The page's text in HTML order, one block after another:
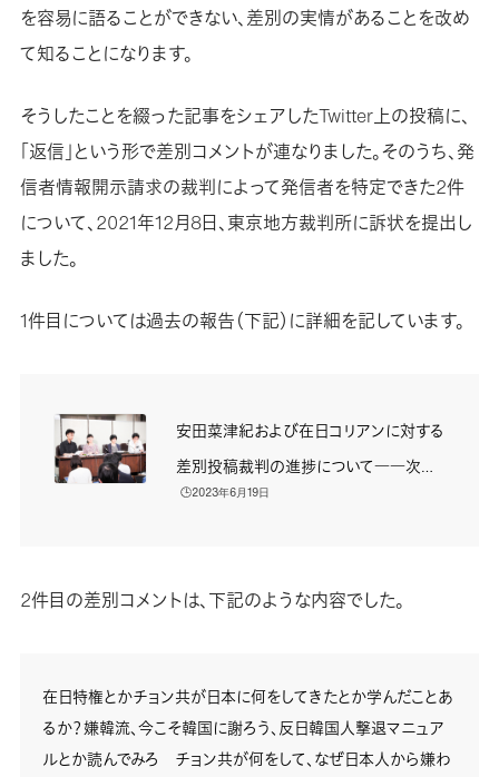
を容易に語ることができない、差別の実情があることを改め
て知ることになります。
そうしたことを綴った記事をシェアしたTwitter上の投稿に、
「返信」という形で差別コメントが連なりました。そのうち、発
信者情報開示請求の裁判によって発信者を特定できた2件
について、2021年12月8日、東京地方裁判所に訴状を提出し
ました。
1件目については過去の報告（下記）に詳細を記しています。
安田菜津紀および在日コリアンに対する
差別投稿裁判の進捗について――次世
代に問題を繰り越さないために
🕒️2023年6月19日
2件目の差別コメントは、下記のような内容でした。
在日特権とかチョン共が日本に何をしてきたとか学んだことあ
るか？嫌韓流、今こそ韓国に謝ろう、反日韓国人撃退マニュア
ルとか読んでみろ チョン共が何をして、なぜ日本人から嫌わ